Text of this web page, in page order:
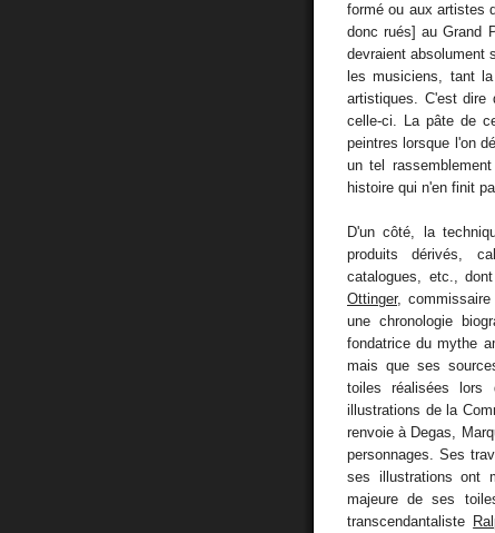
formé ou aux artistes
donc rués] au Grand
devraient absolument
les musiciens, tant
artistiques. C'est
celle-ci. La pâte de
peintres lorsque l'on
un tel
histoire qui n'en finit
D'un côté, la
produits dérivés,
catalogues, etc.,
Ottinger,
une chronologie
fondatrice du mythe
mais que ses
toiles réalisées
illustrations de la
renvoie à Degas,
personnages. Ses
ses illustrations ont
majeure de ses
transcendantaliste